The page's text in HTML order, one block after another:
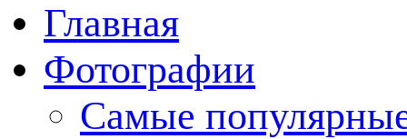
Главная
Фотографии
Cамые